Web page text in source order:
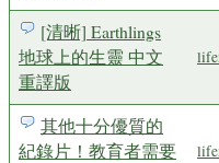
[清晰] Earthlings
地球上的生靈 中文
重譯版
其他十分優質的
紀錄片！教育者需要